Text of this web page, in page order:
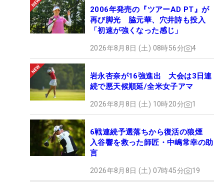
2006年発売の『ツアーAD PT』が
再び脚光 脇元華、穴井詩も投入
「初速が強くなった感じ」
2026年8月8日 (土) 08時56分 4
岩永杏奈が16強進出 大会は3日連
続で悪天候順延/全米女子アマ
2026年8月8日 (土) 10時20分 1
6戦連続予選落ちから復活の狼煙
入谷響を救った師匠・中嶋常幸の助
言
2026年8月8日 (土) 07時45分 19